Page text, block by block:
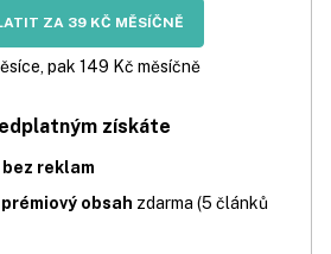
ZA 39 KČ MĚSÍČNĚ
pak 149 Kč měsíčně
získáte
bez reklam
obsah zdarma (5 článků